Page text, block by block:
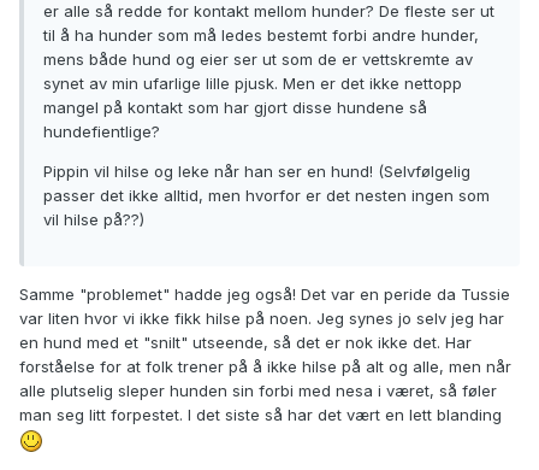
er alle så redde for kontakt mellom hunder? De fleste ser ut
til å ha hunder som må ledes bestemt forbi andre hunder,
mens både hund og eier ser ut som de er vettskremte av
synet av min ufarlige lille pjusk. Men er det ikke nettopp
mangel på kontakt som har gjort disse hundene så
hundefientlige?
Pippin vil hilse og leke når han ser en hund! (Selvfølgelig
passer det ikke alltid, men hvorfor er det nesten ingen som
vil hilse på??)
Samme "problemet" hadde jeg også! Det var en peride da Tussie
var liten hvor vi ikke fikk hilse på noen. Jeg synes jo selv jeg har
en hund med et "snilt" utseende, så det er nok ikke det. Har
forståelse for at folk trener på å ikke hilse på alt og alle, men når
alle plutselig sleper hunden sin forbi med nesa i været, så føler
man seg litt forpestet. I det siste så har det vært en lett blanding